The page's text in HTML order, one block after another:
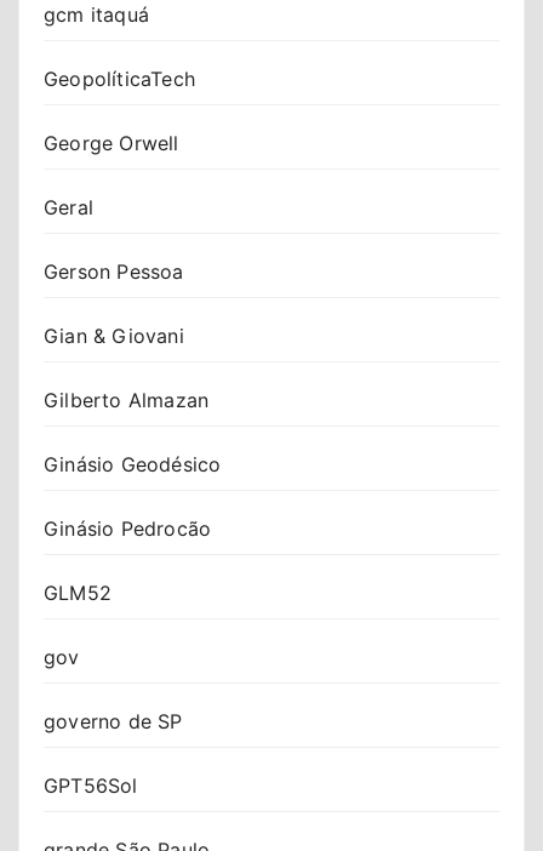
gcm itaquá
GeopolíticaTech
George Orwell
Geral
Gerson Pessoa
Gian & Giovani
Gilberto Almazan
Ginásio Geodésico
Ginásio Pedrocão
GLM52
gov
governo de SP
GPT56Sol